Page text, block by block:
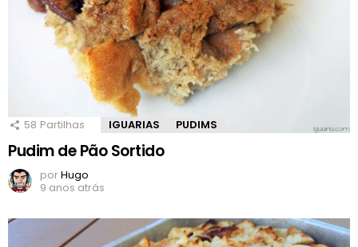
58 Partilhas IGUARIAS PUDIMS
Pudim de Pão Sortido
porHugo
9 anos atrás